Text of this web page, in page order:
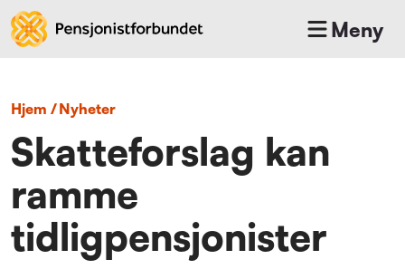
Meny
Hjem / nyheter
Skatteforslag kan
ramme
tidligpensjonister